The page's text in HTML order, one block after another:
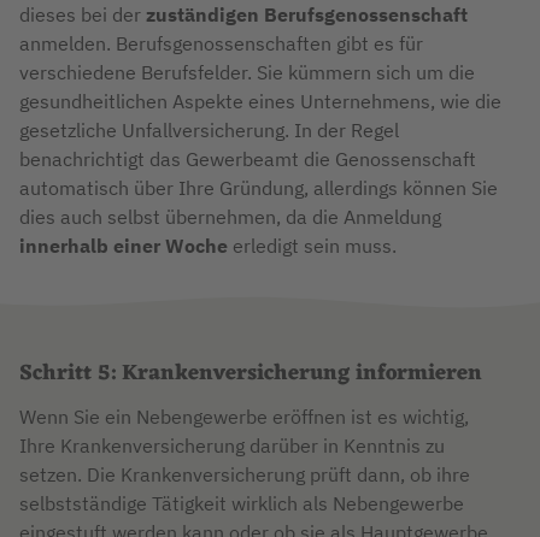
dieses bei der zuständigen Berufsgenossenschaft
anmelden. Berufsgenossenschaften gibt es für
verschiedene Berufsfelder. Sie kümmern sich um die
gesundheitlichen Aspekte eines Unternehmens, wie die
gesetzliche Unfallversicherung. In der Regel
benachrichtigt das Gewerbeamt die Genossenschaft
automatisch über Ihre Gründung, allerdings können Sie
dies auch selbst übernehmen, da die Anmeldung
innerhalb einer Woche erledigt sein muss.
Schritt 5: Krankenversicherung informieren
Wenn Sie ein Nebengewerbe eröffnen ist es wichtig,
Ihre Krankenversicherung darüber in Kenntnis zu
setzen. Die Krankenversicherung prüft dann, ob ihre
selbstständige Tätigkeit wirklich als Nebengewerbe